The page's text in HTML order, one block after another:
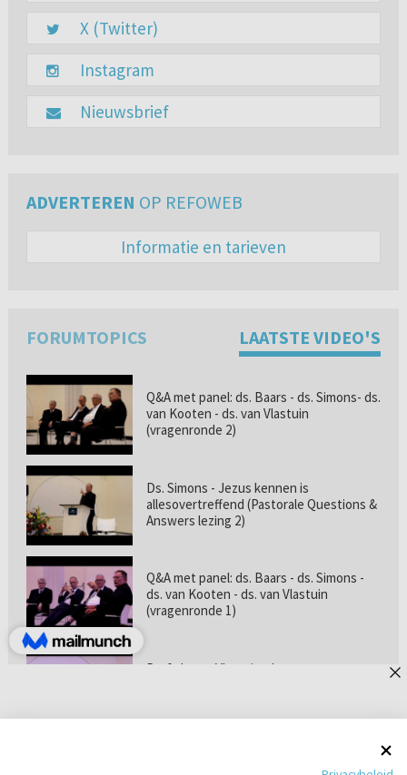
X (Twitter)
Instagram
Nieuwsbrief
ADVERTEREN OP REFOWEB
Informatie en tarieven
FORUMTOPICS LAATSTE VIDEO'S
Q&A met panel: ds. Baars - ds. Simons- ds.
van Kooten - ds. van Vlastuin
(vragenronde 2)
Ds. Simons - Jezus kennen is
allesovertreffend (Pastorale Questions &
Answers lezing 2)
Q&A met panel: ds. Baars - ds. Simons -
ds. van Kooten - ds. van Vlastuin
(vragenronde 1)
Prof. dr. van Vlastuin - Is